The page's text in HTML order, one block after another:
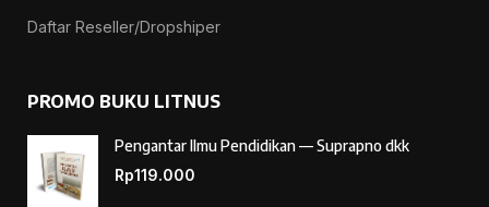
Daftar Reseller/Dropshiper
PROMO BUKU LITNUS
Pengantar Ilmu Pendidikan — Suprapno dkk
Rp119.000